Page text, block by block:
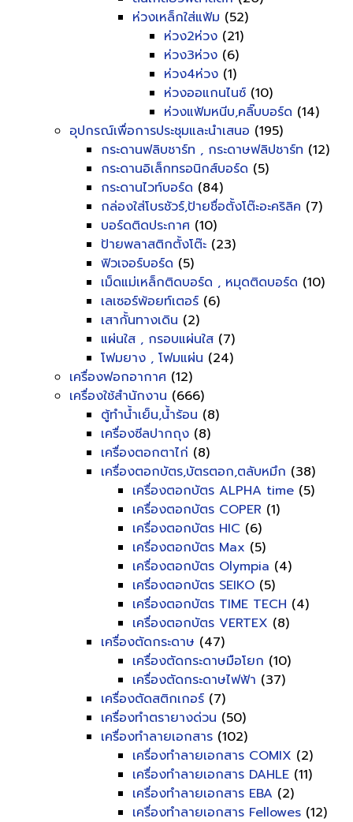
ห่วงเหล็กใส่แฟ้ม (52)
ห่วง2ห่วง (21)
ห่วง3ห่วง (6)
ห่วง4ห่วง (1)
ห่วงออแกนไนซ์ (10)
ห่วงแฟ้มหนีบ,คลิ๊บบอร์ด (14)
อุปกรณ์เพื่อการประชุมและนำเสนอ (195)
กระดานฟลิบชาร์ท , กระดาษฟลิปชาร์ท (12)
กระดานอิเล็กทรอนิกส์บอร์ด (5)
กระดานไวท์บอร์ด (84)
กล่องใส่โบรชัวร์,ป้ายชื่อตั้งโต๊ะอะคริลิค (7)
บอร์ดติดประกาศ (10)
ป้ายพลาสติกตั้งโต๊ะ (23)
ฟิวเจอร์บอร์ด (5)
เม็ดแม่เหล็กติดบอร์ด , หมุดติดบอร์ด (10)
เลเซอร์พ้อยท์เตอร์ (6)
เสากั้นทางเดิน (2)
แผ่นใส , กรอบแผ่นใส (7)
โฟมยาง , โฟมแผ่น (24)
เครื่องฟอกอากาศ (12)
เครื่องใช้สำนักงาน (666)
ตู้ทำน้ำเย็น,น้ำร้อน (8)
เครื่องซีลปากถุง (8)
เครื่องตอกตาไก่ (8)
เครื่องตอกบัตร,บัตรตอก,ตลับหมึก (38)
เครื่องตอกบัตร ALPHA time (5)
เครื่องตอกบัตร COPER (1)
เครื่องตอกบัตร HIC (6)
เครื่องตอกบัตร Max (5)
เครื่องตอกบัตร Olympia (4)
เครื่องตอกบัตร SEIKO (5)
เครื่องตอกบัตร TIME TECH (4)
เครื่องตอกบัตร VERTEX (8)
เครื่องตัดกระดาษ (47)
เครื่องตัดกระดาษมือโยก (10)
เครื่องตัดกระดาษไฟฟ้า (37)
เครื่องตัดสติกเกอร์ (7)
เครื่องทำตรายางด่วน (50)
เครื่องทำลายเอกสาร (102)
เครื่องทำลายเอกสาร COMIX (2)
เครื่องทำลายเอกสาร DAHLE (11)
เครื่องทำลายเอกสาร EBA (2)
เครื่องทำลายเอกสาร Fellowes (12)